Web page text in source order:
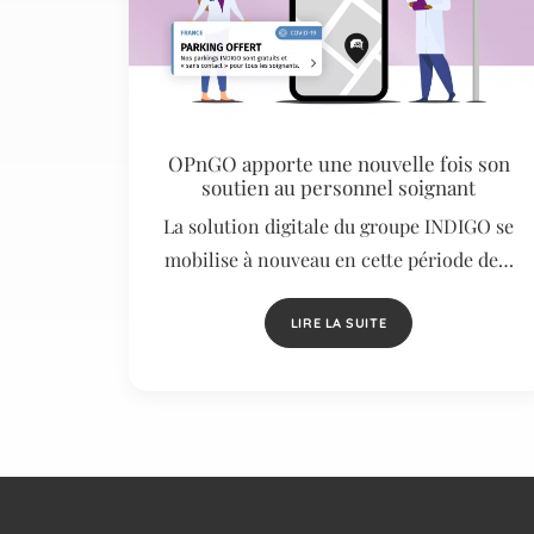
OPnGO apporte une nouvelle fois son
soutien au personnel soignant
La solution digitale du groupe INDIGO se
mobilise à nouveau en cette période de…
LIRE LA SUITE